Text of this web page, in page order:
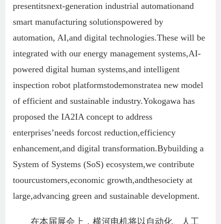
presentitsnext-generation industrial automationand
smart manufacturing solutionspowered by
automation, AI,and digital technologies.These will be
integrated with our energy management systems,AI-
powered digital human systems,and intelligent
inspection robot platformstodemonstratea new model
of efficient and sustainable industry.Yokogawa has
proposed the IA2IA concept to address
enterprises’needs forcost reduction,efficiency
enhancement,and digital transformation.Bybuilding a
System of Systems (SoS) ecosystem,we contribute
toourcustomers,economic growth,andthesociety at
large,advancing green and sustainable development.
在本届展会上，横河电机将以自动化、人工